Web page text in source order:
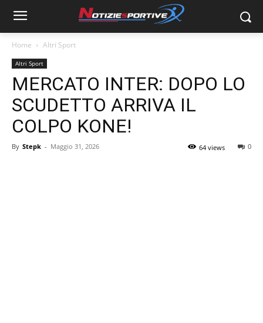
Home Altri Sport
Altri Sport
MERCATO INTER: DOPO LO
SCUDETTO ARRIVA IL
COLPO KONE!
By Stepk - Maggio 31, 2026 0
64 views